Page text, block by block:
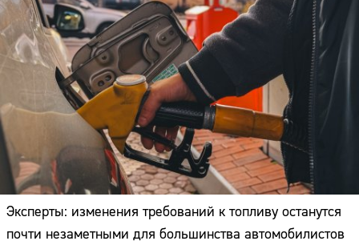
Эксперты: изменения требований к топливу останутся
почти незаметными для большинства автомобилистов